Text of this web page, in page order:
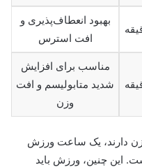
بهبود انعطاف‌پذیری و
افت استرس
مناسب برای افزایش
شدید متابولیسم و افت
وزن
دارند، یک ساعت ورزش
این چنین، ورزش باید